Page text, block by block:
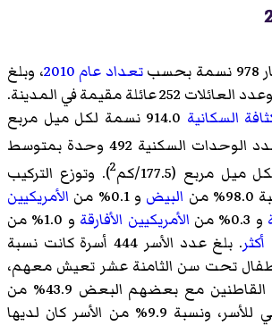
تعداد عام 2010
، وبلغ
عدد الأسر 444 أسرة وعدد العائلات 252 عائلة مقيمة في المدينة.
السكانية
914.0 نسمة لكل ميل مربع
). وبلغ عدد الوحدات السكنية 492 وحدة بمتوسط
2). وتوزع التركيب
البيض و 0.1% من
الأمريكيين
و 0.3% من الأمريكيين الأفارقة و 1.0% من
. بلغ عدد الأسر 444 أسرة كانت نسبة
أطفال تحت سن الثامنة عشر تعيش معهم،
القاطنين مع بعضهم البعض 43.9% من
أصل المجموع الكلي للأسر، ونسبة 9.9% من الأسر كان لديها